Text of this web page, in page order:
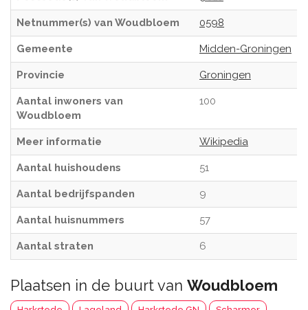
Netnummer(s) van Woudbloem 0598
Gemeente Midden-Groningen
Provincie Groningen
Aantal inwoners van
Woudbloem
100
Meer informatie Wikipedia
Aantal huishoudens 51
Aantal bedrijfspanden 9
Aantal huisnummers 57
Aantal straten 6
Plaatsen in de buurt van Woudbloem